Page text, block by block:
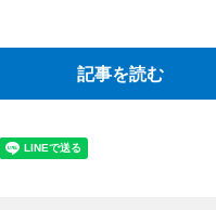
記事を読む